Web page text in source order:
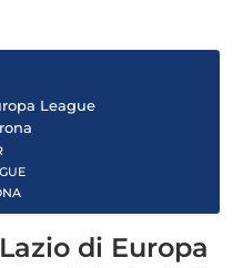
League
di Europa